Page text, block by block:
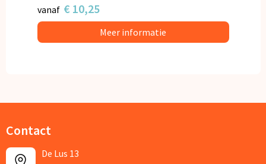
vanaf € 10,25
Meer informatie
Contact
De Lus 13